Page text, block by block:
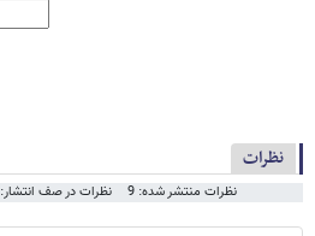
نظرات
نظرات منتشر شده: 9 نظرات در صف انتشار: 0